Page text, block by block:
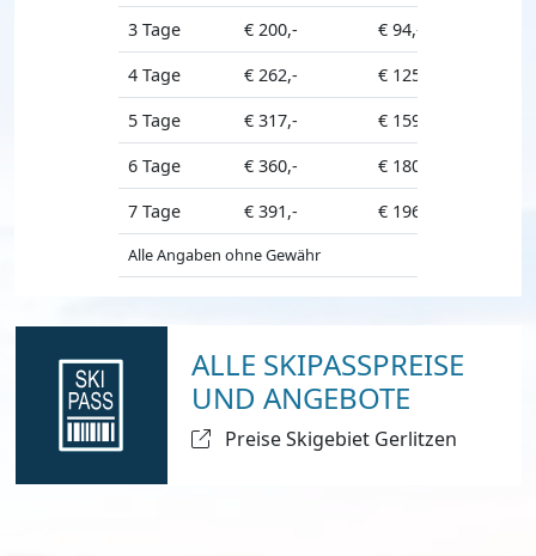
3 Tage
€ 200,- € 94,-
4 Tage
€ 262,- € 125,-
5 Tage
€ 317,- € 159,-
6 Tage
€ 360,- € 180,-
7 Tage
€ 391,- € 196,-
Alle Angaben ohne Gewähr
ALLE SKIPASSPREISE
UND ANGEBOTE
Preise Skigebiet Gerlitzen